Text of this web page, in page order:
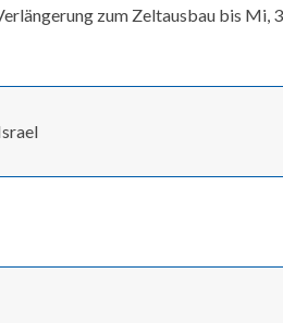
zum Zeltausbau bis Mi,